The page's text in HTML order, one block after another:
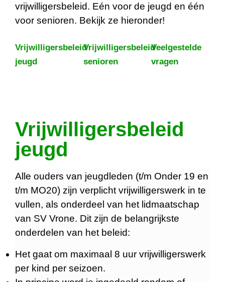
vrijwilligersbeleid. Eén voor de jeugd en één
voor senioren. Bekijk ze hieronder!
Vrijwilligersbeleid
jeugd
Vrijwilligersbeleid
senioren
Veelgestelde
vragen
Vrijwilligersbeleid
jeugd
Alle ouders van jeugdleden (t/m Onder 19 en
t/m MO20) zijn verplicht vrijwilligerswerk in te
vullen, als onderdeel van het lidmaatschap
van SV Vrone. Dit zijn de belangrijkste
onderdelen van het beleid:
Het gaat om maximaal 8 uur vrijwilligerswerk
per kind per seizoen.